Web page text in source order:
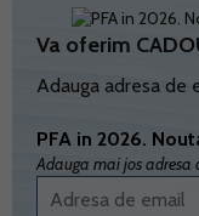
Va oferim
Adauga adresa de
PFA in 2026.
Adauga mai jos